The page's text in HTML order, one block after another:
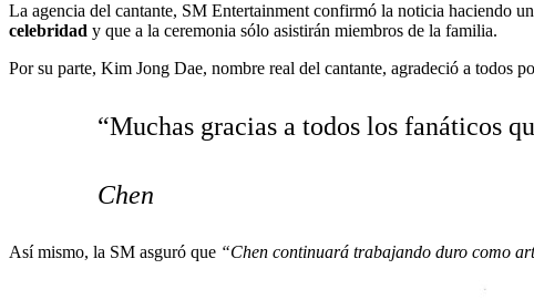
La agencia del cantante, SM Entertainment confirmó la noticia haciendo
celebridad y que a la ceremonia sólo asistirán miembros de la familia.
Por su parte, Kim Jong Dae, nombre real del cantante, agradeció a todos
“Muchas gracias a todos los fanáticos
Chen
Así mismo, la SM asguró que “Chen continuará trabajando duro como